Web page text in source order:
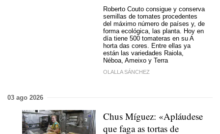
Roberto Couto consigue y conserva
semillas de tomates procedentes
del máximo número de países y, de
forma ecológica, las planta. Hoy en
día tiene 500 tomateras en su A
horta das cores. Entre ellas ya
están las variedades Raiola,
Néboa, Ameixo y Terra
OLALLA SÁNCHEZ
03 ago 2026
Chus Míguez: «Apláudese
que faga as tortas de